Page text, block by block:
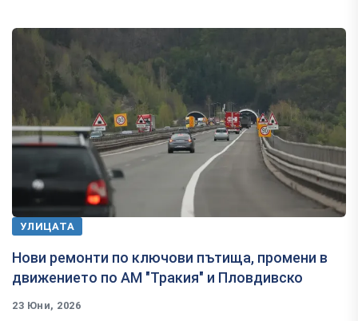
УЛИЦАТА
Нови ремонти по ключови пътища, промени в
движението по АМ "Тракия" и Пловдивско
23 Юни, 2026